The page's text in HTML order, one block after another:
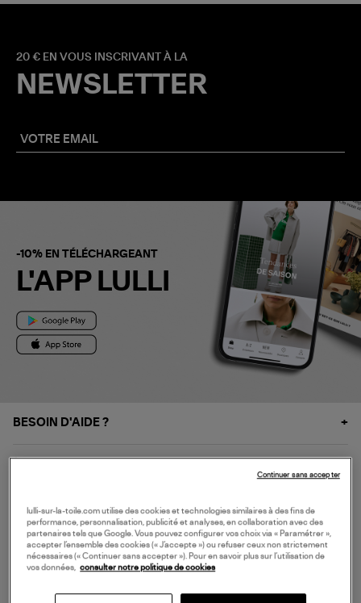
20 € EN VOUS INSCRIVANT À LA
NEWSLETTER
-10% EN TÉLÉCHARGEANT
L'APP LULLI
BESOIN D'AIDE ?
NOS SERVICES
SERVICE CLIENT
lulli-sur-la-toile.com utilise des cookies et technologies similaires à des fins de
performance, personnalisation, publicité et analyses, en collaboration avec des
partenaires tels que Google. Vous pouvez configurer vos choix via « Paramétrer »,
accepter l’ensemble des cookies (« J’accepte ») ou refuser ceux non strictement
nécessaires (« Continuer sans accepter »). Pour en savoir plus sur l’utilisation de
vos données,
consulter notre politique de cookies
Continuer sans accepter